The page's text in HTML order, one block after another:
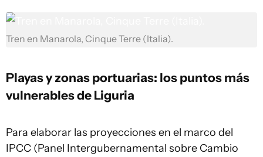
Tren en Manarola, Cinque Terre (Italia).
Playas y zonas portuarias: los puntos más
vulnerables de Liguria
Para elaborar las proyecciones en el marco del
IPCC (Panel Intergubernamental sobre Cambio